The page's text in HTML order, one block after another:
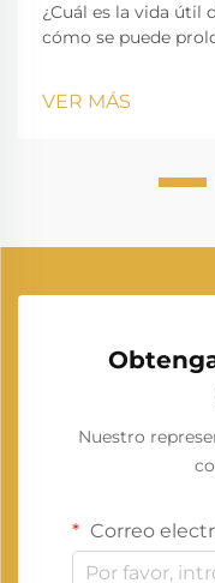
¿Cuál es la vida útil
cómo se puede
garantizando que
sanitarias e
VER MÁS
Nuestro
Correo